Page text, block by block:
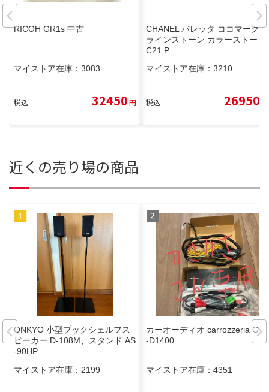
RICOH GR1s 中古
マイストア在庫： 3083
税込 32450円
CHANEL バレッタ ココマーク
ラインストーン カラーストーン
C21 P
マイストア在庫： 3210
税込 26950
近くの売り場の商品
ONKYO 小型ブックシェルフス
ピーカー D-108M、スタンド AS
-90HP
マイストア在庫： 2199
カーオーディオ carrozzeria GM
-D1400
マイストア在庫： 4351